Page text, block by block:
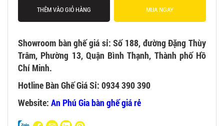
THÊM VÀO GIỎ HÀNG MUA NGAY
Showroom bàn ghế giá sỉ: Số 188, đường Đặng Thùy
Trâm, Phường 13, Quận Bình Thạnh, Thành phố Hồ
Chí Minh.
Hotline Bàn Ghế Giá Sỉ: 0934 390 390
Website: An Phú Gia bàn ghế giá rẻ